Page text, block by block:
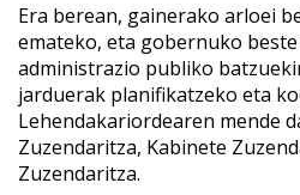
Era berean, gainerako arloei
emateko, eta gobernuko
administrazio publiko
jarduerak planifikatzeko eta
Lehendakariordearen mende
Zuzendaritza, Kabinete
Zuzendaritza.